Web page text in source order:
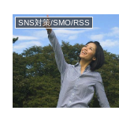
SNS対策/SMO/RSS